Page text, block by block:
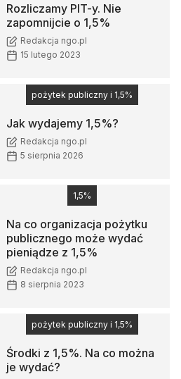
Rozliczamy PIT-y. Nie
zapomnijcie o 1,5%
Redakcja ngo.pl
15 lutego 2023
Jak wydajemy 1,5%?
Redakcja ngo.pl
5 sierpnia 2026
pożytek publiczny i 1,5%
Na co organizacja pożytku
publicznego może wydać
pieniądze z 1,5%
Redakcja ngo.pl
8 sierpnia 2023
1,5%
Środki z 1,5%. Na co można
je wydać?
pożytek publiczny i 1,5%